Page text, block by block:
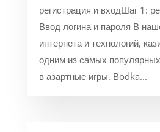
регистрация и входШаг 1:
Ввод логина и пароля В
интернета и технологий,
одним из самых
в азартные игры. Вodka...